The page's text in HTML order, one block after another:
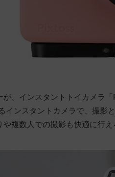
が、インスタントトイカメラ
インスタントカメラで、撮影
や複数人での撮影も快適に行